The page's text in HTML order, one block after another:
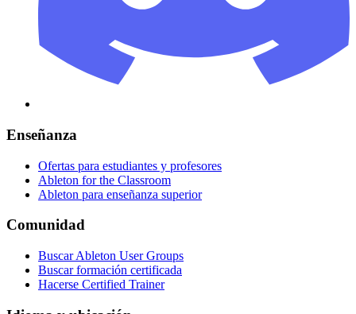
Enseñanza
Ofertas para estudiantes y profesores
Ableton for the Classroom
Ableton para enseñanza superior
Comunidad
Buscar Ableton User Groups
Buscar formación certificada
Hacerse Certified Trainer